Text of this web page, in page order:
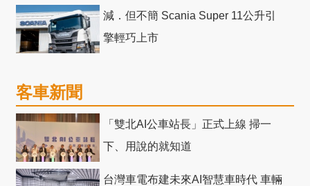
減．但不簡 Scania Super 11公升引
擎輕巧上市
客車新聞
「雙北AI公車站長」正式上線 掃一
下、用說的就知道
台灣車電布建未來AI智慧車時代 車輛